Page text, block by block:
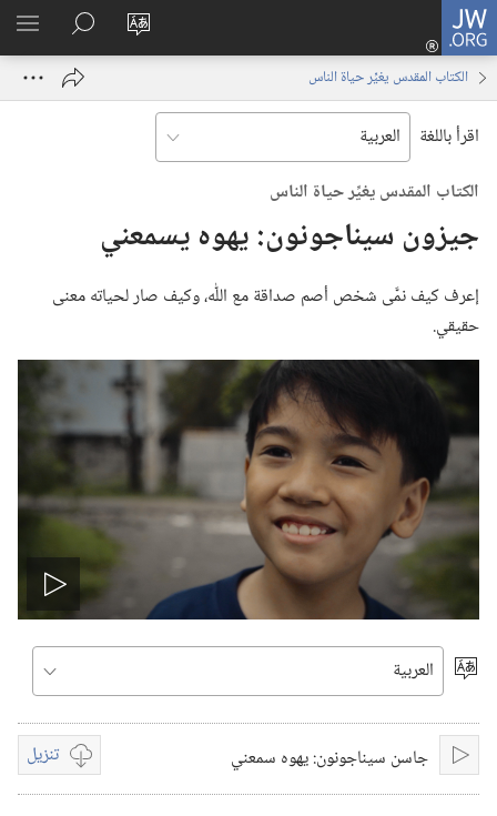
JW.ORG
تغيير
الموقع
تسجيل
الدخول
نافذة
البحث
في
JW.‎ORG
الكتاب المقدس يغيِّر حياة الناس
اقرأ باللغة
الكتاب المقدس يغيِّر حياة الناس
جيزون سيناجونون:‏ يهوه يسمعني
إعرف كيف نمَّى شخص أصم صداقة مع اللّٰه،‏ وكيف صار لحياته معنى
حقيقي.‏
تشغيل
الفيديو
اختر
تشغيل
جاسن سيناجونون:‏ يهوه سمعني تنزيلخيارات
تنزيل